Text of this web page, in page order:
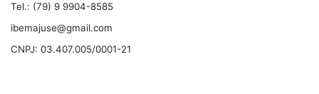
Tel.: (79) 9 9904-8585
ibemajuse@gmail.com
CNPJ: 03.407.005/0001-21